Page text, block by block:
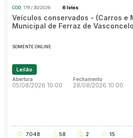
COD. 179 / 30/2026 6 lotes
Veículos conservados - (Carros e
Municipal de Ferraz de
SOMENTE ONLINE
Leilão
Abertura
05/08/2026 10:00
Fechamento
28/08/2026 10:00
7048 58 2 15